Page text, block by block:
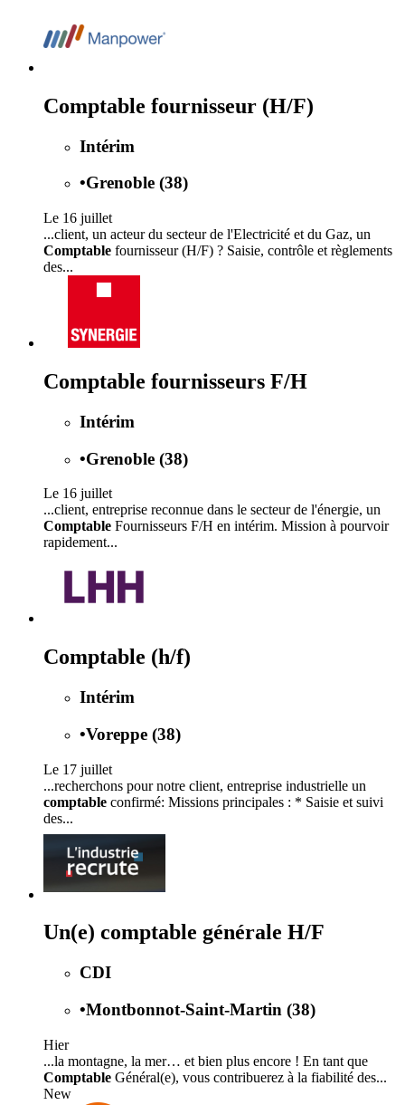
Comptable fournisseur (H/F)
Intérim
•Grenoble (38)
Le 16 juillet
...client, un acteur du secteur de l'Electricité et du Gaz, un
Comptable fournisseur (H/F) ? Saisie, contrôle et règlements
des...
Comptable fournisseurs F/H
Intérim
•Grenoble (38)
Le 16 juillet
...client, entreprise reconnue dans le secteur de l'énergie, un
Comptable Fournisseurs F/H en intérim. Mission à pourvoir
rapidement...
Comptable (h/f)
Intérim
•Voreppe (38)
Le 17 juillet
...recherchons pour notre client, entreprise industrielle un
comptable confirmé: Missions principales : * Saisie et suivi
des...
Un(e) comptable générale H/F
CDI
•Montbonnot-Saint-Martin (38)
Hier
...la montagne, la mer… et bien plus encore ! En tant que
Comptable Général(e), vous contribuerez à la fiabilité des...
New